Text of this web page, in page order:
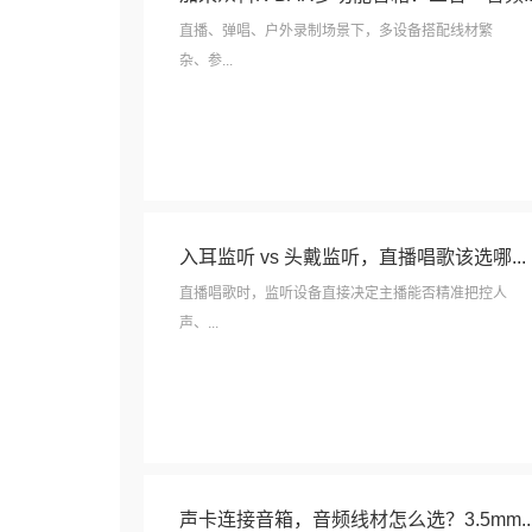
直播、弹唱、户外录制场景下，多设备搭配线材繁
杂、参...
入耳监听 vs 头戴监听，直播唱歌该选哪...
直播唱歌时，监听设备直接决定主播能否精准把控人
声、...
声卡连接音箱，音频线材怎么选？